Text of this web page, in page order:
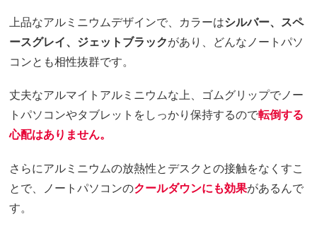
上品なアルミニウムデザインで、カラーはシルバー、スペ
ースグレイ、ジェットブラックがあり、どんなノートパソ
コンとも相性抜群です。
丈夫なアルマイトアルミニウムな上、ゴムグリップでノー
トパソコンやタブレットをしっかり保持するので転倒する
心配はありません。
さらにアルミニウムの放熱性とデスクとの接触をなくすこ
とで、ノートパソコンのクールダウンにも効果があるんで
す。